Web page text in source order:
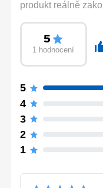
produkt reálně
5
1 hodnocení
5
4
3
2
1